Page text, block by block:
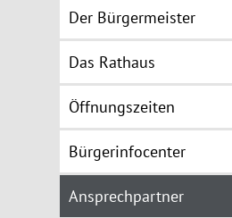
Der Bürgermeister
Das Rathaus
Öffnungszeiten
Bürgerinfocenter
Ansprechpartner